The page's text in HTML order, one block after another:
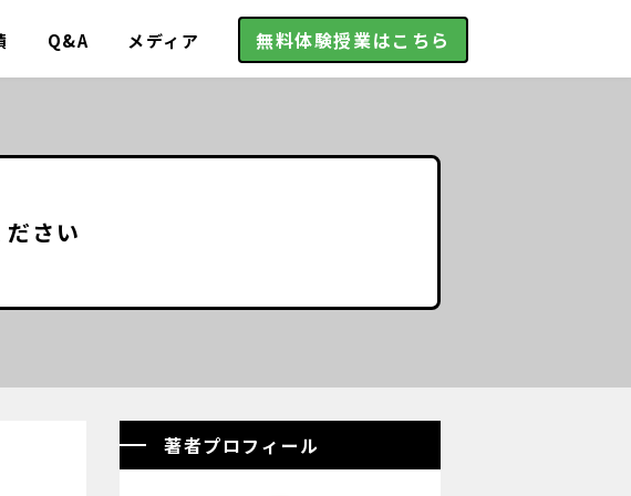
Q&A メディア 無料体験授業はこちら
さい
著者プロフィール